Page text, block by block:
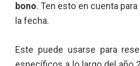
bono. Ten esto en cuenta
la fecha.
Este puede usarse para